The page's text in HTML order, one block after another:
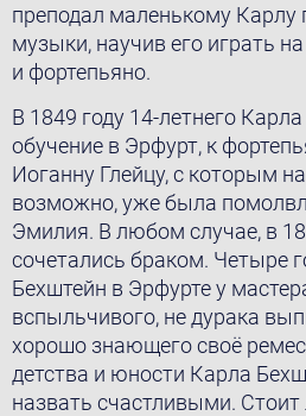
преподал маленькому Карлу
музыки, научив его играть
и фортепьяно.
В 1849 году 14-летнего
обучение в Эрфурт, к
Иоганну Глейцу, с которым
возможно, уже была
Эмилия. В любом случае, в
сочетались браком. Четыре
Бехштейн в Эрфурте у
вспыльчивого, не дурака
хорошо знающего своё
детства и юности Карла
назвать счастливыми. Стоит